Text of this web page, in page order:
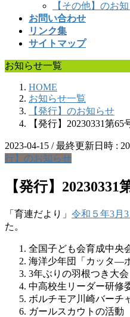
【その他】のお
お問い合わせ
リンク集
サイトマップ
お知らせ一覧
HOME
お知らせ一覧
【発行】のお知らせ
【発行】20230331第65
2023-04-15 / 最終更新日時 :
行】のお知らせ
【発行】20230331
「育連だより」 令和５年3月
た。
全国子ども会育成中央
海洋少年団「カッタ―
3年ぶりの羽根つき大会
中高校生リーダー研修
ボルチモア川崎バーチ
ガールスカウトの活動